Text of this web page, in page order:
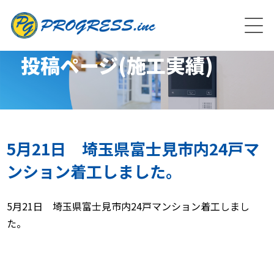
投稿ページ(施工実績)
5月21日 埼玉県富士見市内24戸マ
ンション着工しました。
5月21日 埼玉県富士見市内24戸マンション着工しまし
た。